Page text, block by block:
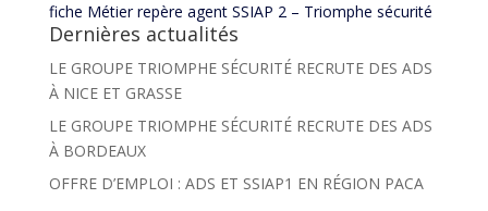
fiche Métier repère agent SSIAP 2 – Triomphe sécurité
Dernières actualités
LE GROUPE TRIOMPHE SÉCURITÉ RECRUTE DES ADS
À NICE ET GRASSE
LE GROUPE TRIOMPHE SÉCURITÉ RECRUTE DES ADS
À BORDEAUX
OFFRE D’EMPLOI : ADS ET SSIAP1 EN RÉGION PACA